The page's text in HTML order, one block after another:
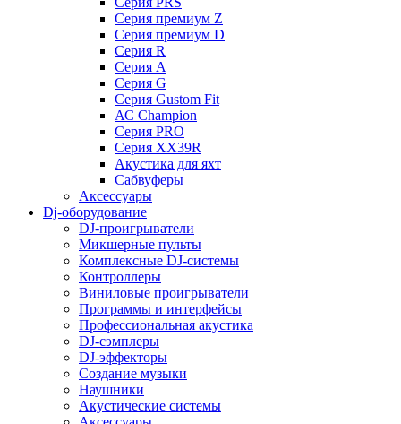
Cерия премиум Z
Cерия премиум D
Cерия R
Cерия A
Cерия G
Cерия Gustom Fit
АС Champion
Cерия PRO
Cерия XX39R
Акустика для яхт
Сабвуферы
Аксессуары
Dj-оборудование
DJ-проигрыватели
Микшерные пульты
Комплексные DJ-системы
Контроллеры
Виниловые проигрыватели
Программы и интерфейсы
Профессиональная акустика
DJ-сэмплеры
DJ-эффекторы
Создание музыки
Наушники
Акустические системы